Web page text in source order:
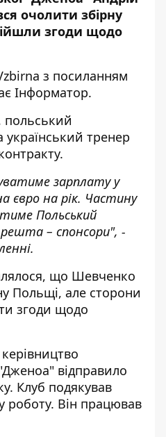
очолити збірну
згоди щодо
з посиланням
Інформатор.
тренер
зарплату у
євро на рік. Частину
Польський
– спонсори", -
що Шевченко
Польщі, але сторони
згоди щодо
відправило
. Клуб подякував
роботу. Він працював